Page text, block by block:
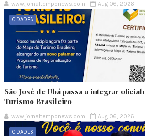
www.jornaltemponews.com Aug 06, 2026
CIDADES
São José de Ubá passa a integrar
Turismo Brasileiro
www.jornaltemponews.com Aug 06, 2026
CIDADES